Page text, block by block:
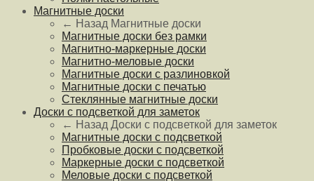
Магнитные доски
← Назад Магнитные доски
Магнитные доски без рамки
Магнитно-маркерные доски
Магнитно-меловые доски
Магнитные доски с разлиновкой
Магнитные доски с печатью
Стеклянные магнитные доски
Доски с подсветкой для заметок
← Назад Доски с подсветкой для заметок
Магнитные доски с подсветкой
Пробковые доски с подсветкой
Маркерные доски с подсветкой
Меловые доски с подсветкой